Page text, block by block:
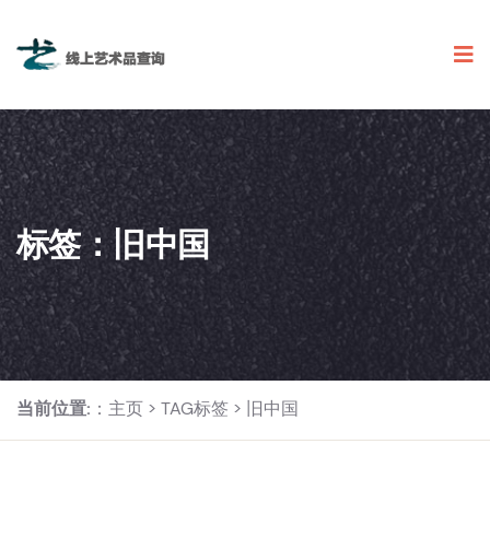
标签：旧中国
当前位置: ： 主页 > TAG标签 > 旧中国